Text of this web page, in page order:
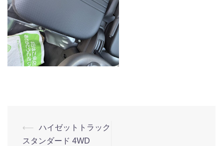
⟵
ハイゼットトラック
スタンダード 4WD